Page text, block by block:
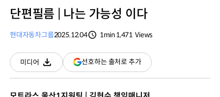
단편필름 | 나는 가능성 이다
현대자동차그룹2025.12.04
1min1,471 Views
미디어
다운로드
선호하는 출처로 추가(새
창